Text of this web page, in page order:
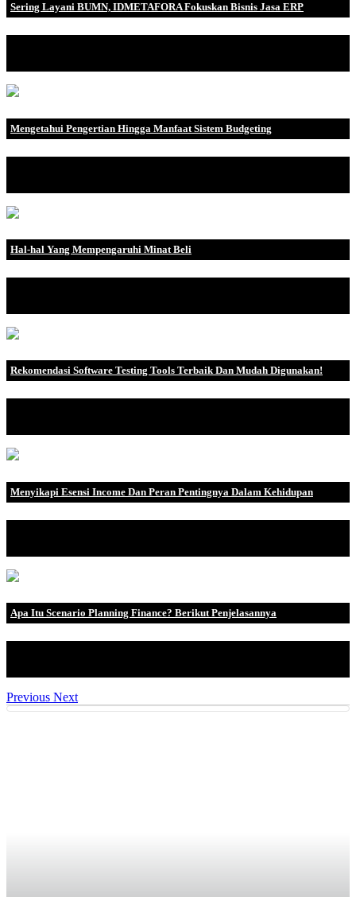
Sering Layani BUMN, IDMETAFORA Fokuskan Bisnis Jasa ERP
Mengetahui Pengertian Hingga Manfaat Sistem Budgeting
Hal-hal Yang Mempengaruhi Minat Beli
Rekomendasi Software Testing Tools Terbaik Dan Mudah Digunakan!
Menyikapi Esensi Income Dan Peran Pentingnya Dalam Kehidupan
Apa Itu Scenario Planning Finance? Berikut Penjelasannya
Previous Next